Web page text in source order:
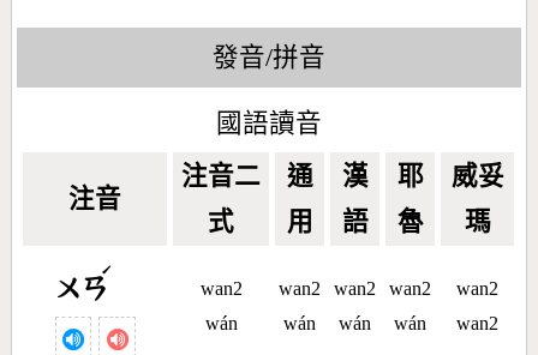
發音/拼音
國語讀音
注音
注音二
式
通
用
漢
語
耶
魯
威妥
瑪
ㄨㄢ
ˊ
wan2
wán
wan2
wán
wan2
wán
wan2
wán
wan2
wan2